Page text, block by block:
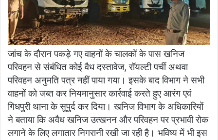
जांच के दौरान पकड़े गए वाहनों के चालकों के पास खनिज
परिवहन से संबंधित कोई वैध दस्तावेज, रॉयल्टी पर्ची अथवा
परिवहन अनुमति पत्र नहीं पाया गया। इसके बाद विभाग ने सभी
वाहनों को जब्त कर नियमानुसार कार्रवाई करते हुए आरंग एवं
गिधपुरी थाना के सुपुर्द कर दिया। खनिज विभाग के अधिकारियों
ने बताया कि अवैध खनिज उत्खनन और परिवहन पर प्रभावी रोक
लगाने के लिए लगातार निगरानी रखी जा रही है। भविष्य में भी इस